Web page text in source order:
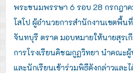
พระชนมพรรษา 6 รอบ 28 กรกฎา
โสโป ผู้อำนวยการสำนักงานเขตพื้น
จันทบุรี ตราด มอบหมายให้นายสุรเ
การโรงเรียนคิชฌกูฏวิทยา นำคณะ
และนักเรียนเข้าร่วมพิธีดังกล่าวและ